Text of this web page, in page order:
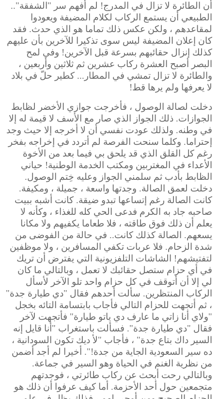
أن الطائرة لا تزال في المدرج! لم أفهم سر "الشفقة"..
الطبيعي أن يستمع الركاب لكلام المضيفة ويعودوا
لمقاعدهم ، ولكن عكس ذلك تماما هو الذي حدث. فقد
كان إعلان المضيفة ليس سوى تذكيرا للآخرين بأن عليهم
كذلك إنزال حقائبهم بسرعة قبل الآخرين! وفي لمح
البصر أصبح العشرة ركاب عشرين ثم ثلاثين وأربعين ،
والطائرة لا تزال تمشي في المطار... كطير حلّ في بلاد
لا يعرفها ولم يرها قط!
دخلت لصالة الوصول ، فأخرجت جوازي الأخضر لظابط
الجوازات. ذلك الجواز الذي صار مع الأسف لا قيمة له إلا
في وطنه. ولذلك عودت نفسي أن لا أخرجه إلا حيث وجد
إحتراما. وكلما سنحت الفرصة لم أتردد في إخراجه بفخر
رغم كل القلق الذي قد يلحق بي فيما بعد من الأخوة
الأعداء في المغتربين ومكتب الخدمة الوطنية! حياني
الظابط بأدب ثم سلمني الجواز وعليه خِتم الوصول.
دخلت لعمق الصالة. وجدتها واسعة ، جميلة ، ومكيفة.
كانت الصالة رغم إتساعها تبدو ضيقة. كانت أشبه ببيت
صاحبه جاد به الكرم فدعى الحي كله للغذاء ، وكأنه لا
يعلم أن ذلك فوق طاقته ، فلا طعاما يكفيهم ولا مكانا
يسعهم. الصالة كذلك كانت.. في حالة من الفوضى من
شدة الزحام. فلا عربات تكفي المسافرين ، ولا موظفين
لتفتيشهم! الشاشات التلفزيونية التي يفترض أن تريك
في أي حزام ستصل حقائبك لا تعمل ، وبالتالي ما كان
لي إلا أن أتوقف في كل حزام واحد تلو الآخر لأسأل
الركاب المنتظرين. سألت أحدهم فقال "دي طيارة جدة"
، ثم أتجهت للحزام التالي فأجاب بابتسامة التائه بخجل
"ولاي أنا زاتي ما عارف دي ياتو طيارة" فأتجهت لآخر
فقال "دي طيارة جدة". فسألت باستغراب "أنا قايل إنه
السير داك بتاع جدة" ، فأجاب "لأ ديك تكون السودانية ،
ده سير السعودية الجاية من جدة!". أخيرا لم أجد أضمن
من نظرية الغنم في الحياة وهو السير في جماعة.
وبالتالي رحت أبحث عن ركاب طائرتي ، فوجدتهم
متجمعين حول أحد الأحزمة. أما كيف عرفوا أن ذلك هو